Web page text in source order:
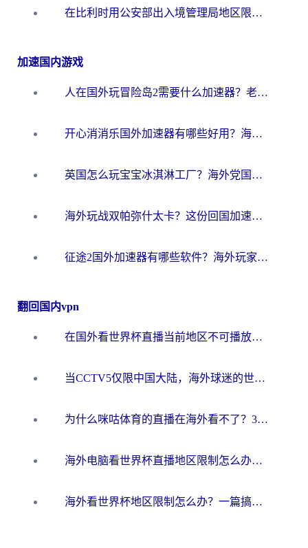
在比利时用公安部出入境管理局地区限制怎么办？3步搞定+欧洲杯观赛&香港购物指南
加速国内游戏
人在国外玩冒险岛2需要什么加速器？老玩家亲测有效的选择指南
开心消消乐国外加速器有哪些好用？海外党亲测不踩坑指南（附塔瑞斯世界Online流畅技巧）
英国怎么玩宝宝冰淇淋工厂？海外党国服游戏加速避坑指南（附挪威装甲风暴解决方案）
海外玩战双帕弥什太卡？这份回国加速器终极指南帮你告别延迟（附打球球大作战古今江湖加速方案）
征途2国外加速器有哪些软件？海外玩家亲测实用指南（附非洲梦幻西游加速技巧）
翻回国内vpn
在国外看世界杯直播当前地区不可播放？海外党必看的回国加速全攻略
当CCTV5仅限中国大陆，海外球迷的世界杯狂欢如何继续？
为什么咪咕体育的直播在海外看不了？3步解决海外看世界杯+抖音地区限制难题
海外电脑看世界杯直播地区限制怎么办？你需要一个聪明的加速器
海外看世界杯地区限制怎么办？一篇搞定咪咕视频播放+国内资源无缝访问指南